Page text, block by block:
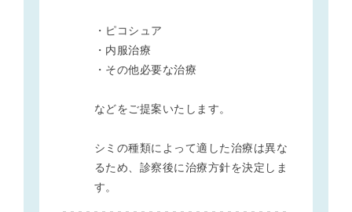
・ピコシュア
・内服治療
・その他必要な治療
などをご提案いたします。
シミの種類によって適した治療は異な
るため、診察後に治療方針を決定しま
す。